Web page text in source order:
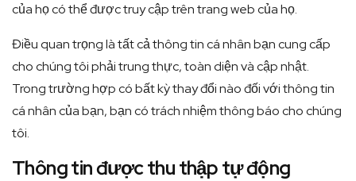
của họ có thể được truy cập trên trang web của họ.
Điều quan trọng là tất cả thông tin cá nhân bạn cung cấp
cho chúng tôi phải trung thực, toàn diện và cập nhật.
Trong trường hợp có bất kỳ thay đổi nào đối với thông tin
cá nhân của bạn, bạn có trách nhiệm thông báo cho chúng
tôi.
Thông tin được thu thập tự động